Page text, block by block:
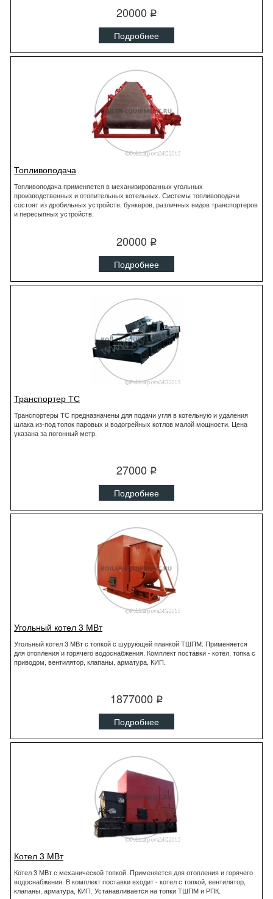
20000 q
Подробнее
Топливоподача
Топливоподача применяется в механизированных угольных
производственных и отопительных котельных. Системы топливоподачи
состоят из дробильных устройств, бункеров, различных видов транспортеров
и пересыпных устройств.
20000 q
Подробнее
Транспортер ТС
Транспортеры ТС предназначены для подачи угля в котельную и удаления
шлака из-под топок паровых и водогрейных котлов малой мощности. Цена
указана за погонный метр.
27000 q
Подробнее
Угольный котел 3 МВт
Угольный котел 3 МВт с топкой с шурующей планкой ТШПМ. Применяется
для отопления и горячего водоснабжения. Комплект поставки - котел, топка с
приводом, вентилятор, клапаны, арматура, КИП.
1877000 q
Подробнее
Котел 3 МВт
Котел 3 МВт с механической топкой. Применяется для отопления и горячего
водоснабжения. В комплект поставки входит - котел с топкой, вентилятор,
клапаны, арматура, КИП. Устанавливается на топки ТШПМ и РПК.